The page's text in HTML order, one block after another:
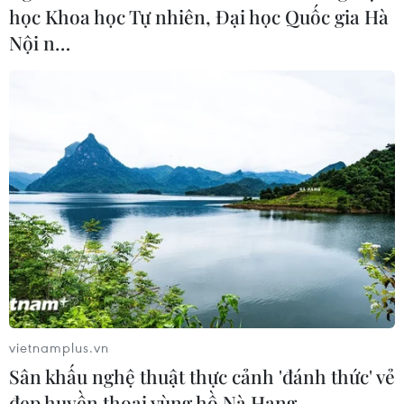
HLV Kim Sang-sik: 'Tuyển Việt Nam
hướng tới chiến thắng để giữ ngôi
Chủ tịch Liên đoàn Bóng đá thế giới
chịu sức ép chưa từng có
06/08/2026 04:12
Futsal Việt Nam bất bại sau trận hòa
khó tin trước chủ nhà Thái Lan
06/08/2026 02:38
học Khoa học Tự nhiên, Đại học Quốc gia Hà
Nội n…
vietnamplus.vn
Sân khấu nghệ thuật thực cảnh 'đánh thức' vẻ